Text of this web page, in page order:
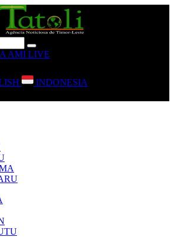
AMI LIVE
INDONESIA